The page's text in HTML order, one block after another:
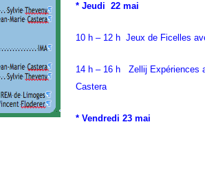
* Jeudi 22 mai
10 h – 12 h Jeux de Ficelles
14 h – 16 h Zellij Expériences
Castera
* Vendredi 23 mai